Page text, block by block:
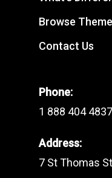
Browse
Contact Us
Phone:
1 888 404 4837
Address:
7 St Thomas